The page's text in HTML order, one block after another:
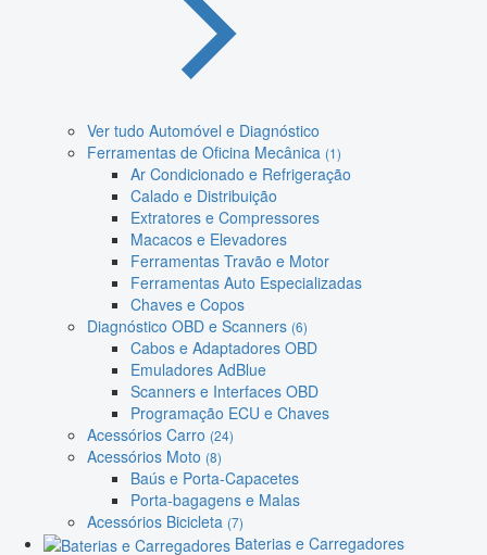
Ver tudo Automóvel e Diagnóstico
Ferramentas de Oficina Mecânica (1)
Ar Condicionado e Refrigeração
Calado e Distribuição
Extratores e Compressores
Macacos e Elevadores
Ferramentas Travão e Motor
Ferramentas Auto Especializadas
Chaves e Copos
Diagnóstico OBD e Scanners (6)
Cabos e Adaptadores OBD
Emuladores AdBlue
Scanners e Interfaces OBD
Programação ECU e Chaves
Acessórios Carro (24)
Acessórios Moto (8)
Baús e Porta-Capacetes
Porta-bagagens e Malas
Acessórios Bicicleta (7)
Baterias e Carregadores